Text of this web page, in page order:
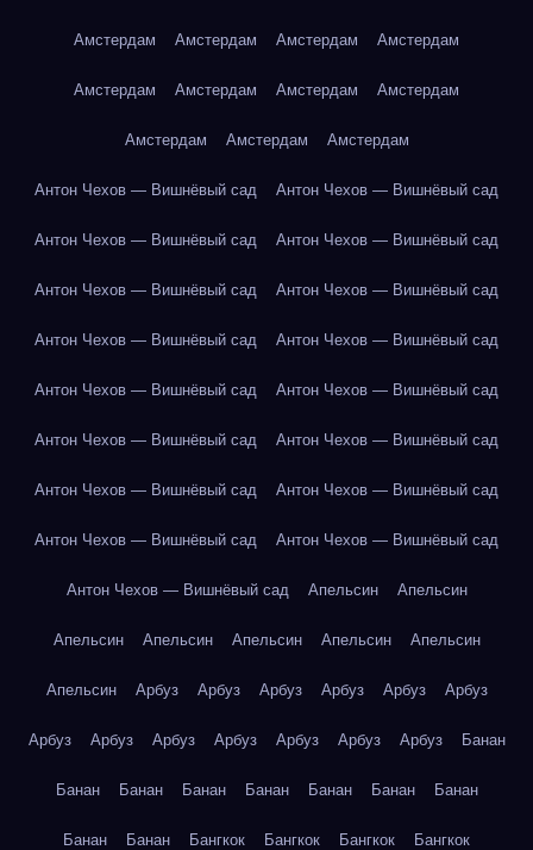
Амстердам Амстердам Амстердам Амстердам
Амстердам Амстердам Амстердам Амстердам
Амстердам Амстердам Амстердам
Антон Чехов — Вишнёвый сад Антон Чехов — Вишнёвый сад
Антон Чехов — Вишнёвый сад Антон Чехов — Вишнёвый сад
Антон Чехов — Вишнёвый сад Антон Чехов — Вишнёвый сад
Антон Чехов — Вишнёвый сад Антон Чехов — Вишнёвый сад
Антон Чехов — Вишнёвый сад Антон Чехов — Вишнёвый сад
Антон Чехов — Вишнёвый сад Антон Чехов — Вишнёвый сад
Антон Чехов — Вишнёвый сад Антон Чехов — Вишнёвый сад
Антон Чехов — Вишнёвый сад Антон Чехов — Вишнёвый сад
Антон Чехов — Вишнёвый сад Апельсин Апельсин
Апельсин Апельсин Апельсин Апельсин Апельсин
Апельсин Арбуз Арбуз Арбуз Арбуз Арбуз Арбуз
Арбуз Арбуз Арбуз Арбуз Арбуз Арбуз Арбуз Банан
Банан Банан Банан Банан Банан Банан Банан
Банан Банан Бангкок Бангкок Бангкок Бангкок